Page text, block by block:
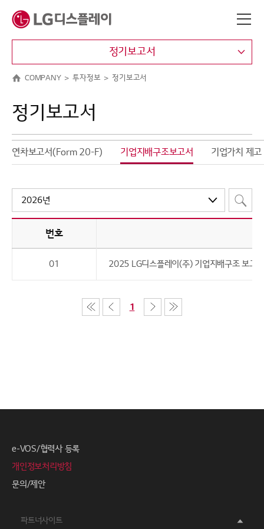
COMPANY 투자정보 정기보고서
정기보고서
정기보고서
연차보고서(Form 20-F) 기업지배구조보고서 기업가치 제고
번호
01 2025 LG디스플레이(주) 기업지배구조 보고서
1
e-VOS/협력사 등록
개인정보처리방침
문의/제안
파트너사이트